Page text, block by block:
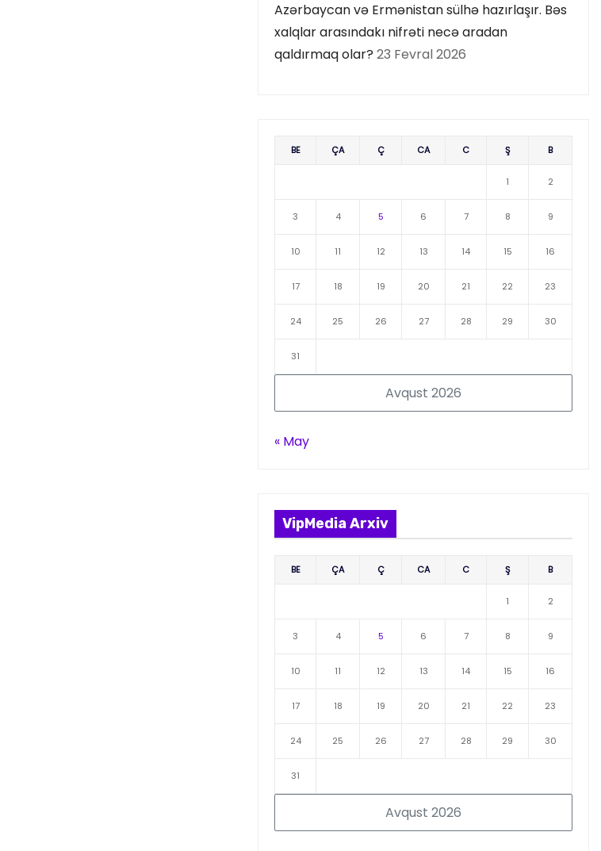
Azərbaycan və Ermənistan sülhə hazırlaşır. Bəs
xalqlar arasındakı nifrəti necə aradan
qaldırmaq olar? 23 Fevral 2026
Avqust 2026
BE ÇA Ç CA C Ş B
1 2
3 4 5 6 7 8 9
10 11 12 13 14 15 16
17 18 19 20 21 22 23
24 25 26 27 28 29 30
31
« May
VipMedia Arxiv
Avqust 2026
BE ÇA Ç CA C Ş B
1 2
3 4 5 6 7 8 9
10 11 12 13 14 15 16
17 18 19 20 21 22 23
24 25 26 27 28 29 30
31